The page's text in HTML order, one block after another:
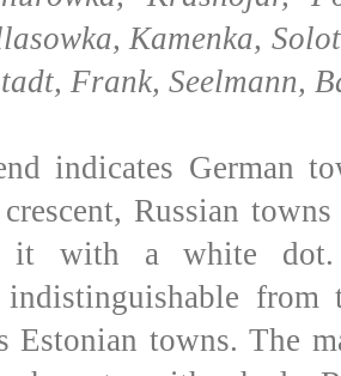
Kamenka,
Frank, Seelmann,
indicates German
Russian
it with a white dot.
indistinguishable
Estonian towns. The